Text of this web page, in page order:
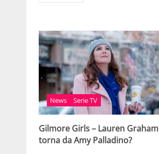
News Serie TV
Gilmore Girls – Lauren Graham
torna da Amy Palladino?